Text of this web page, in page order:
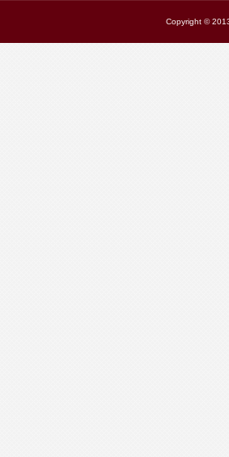
Copyright ©